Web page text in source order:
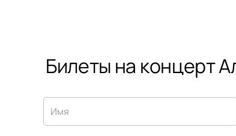
Билеты на концерт
Имя